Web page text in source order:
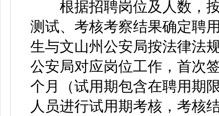
根据招聘岗位及人数，按
测试、考核考察结果确定聘
生与文山州公安局按法律法
公安局对应岗位工作，首次
个月（试用期包含在聘用期
人员进行试用期考核，考核